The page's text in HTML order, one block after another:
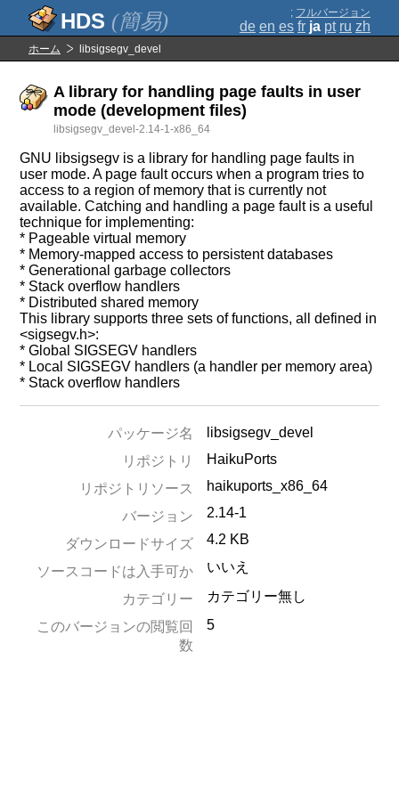
(簡易) ; フルバージョン
de en es fr ja pt ru zh
ホーム libsigsegv_devel
A library for handling page faults in user
mode (development files)
libsigsegv_devel-2.14-1-x86_64
GNU libsigsegv is a library for handling page faults in
user mode. A page fault occurs when a program tries to
access to a region of memory that is currently not
available. Catching and handling a page fault is a useful
technique for implementing:
* Pageable virtual memory
* Memory-mapped access to persistent databases
* Generational garbage collectors
* Stack overflow handlers
* Distributed shared memory
This library supports three sets of functions, all defined in
<sigsegv.h>:
* Global SIGSEGV handlers
* Local SIGSEGV handlers (a handler per memory area)
* Stack overflow handlers
パッケージ名
libsigsegv_devel
リポジトリ
HaikuPorts
リポジトリソース
haikuports_x86_64
バージョン
2.14-1
ダウンロードサイズ 4.2 KB
ソースコードは入手可か いいえ
カテゴリー
カテゴリー無し
このバージョンの閲覧回
数
5